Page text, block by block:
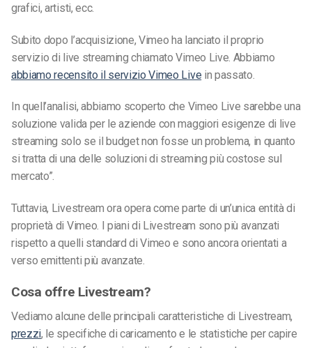
grafici, artisti, ecc.
Subito dopo l’acquisizione, Vimeo ha lanciato il proprio
servizio di live streaming chiamato Vimeo Live. Abbiamo
abbiamo recensito il servizio Vimeo Live in passato.
In quell’analisi, abbiamo scoperto che Vimeo Live sarebbe una
soluzione valida per le aziende con maggiori esigenze di live
streaming solo se il budget non fosse un problema, in quanto
si tratta di una delle soluzioni di streaming più costose sul
mercato”.
Tuttavia, Livestream ora opera come parte di un’unica entità di
proprietà di Vimeo. I piani di Livestream sono più avanzati
rispetto a quelli standard di Vimeo e sono ancora orientati a
verso emittenti più avanzate.
Cosa offre Livestream?
Vediamo alcune delle principali caratteristiche di Livestream,
prezzi, le specifiche di caricamento e le statistiche per capire